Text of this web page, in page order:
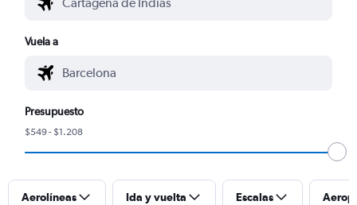
Vuela a
Presupuesto
$549 - $1.208
Aerolíneas Ida y vuelta Escalas